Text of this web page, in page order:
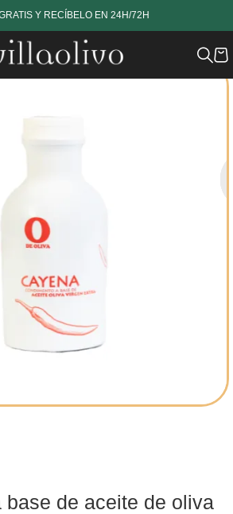
Y RECÍBELO EN 24H/72H
base de aceite de oliva